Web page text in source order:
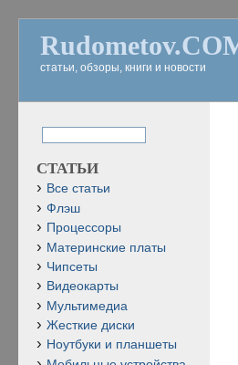
статьи, обзоры, книги и новости
СТАТЬИ
Все статьи
Флэш
Процессоры
Материнские платы
Чипсеты
Видеокарты
Мультимедиа
Жесткие диски
Ноутбуки и планшеты